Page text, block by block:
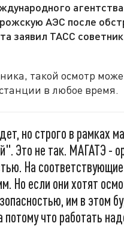
АЭС после
заявил ТАСС
такой осмотр
в любое время.
но строго в рамках
Это не так. МАГАТЭ -
На
Но если они хотят
им в этом
потому что работать